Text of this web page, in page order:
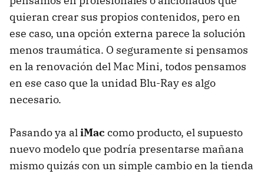
quieran crear sus propios contenidos, pero en
ese caso, una opción externa parece la solución
menos traumática. O seguramente si pensamos
en la renovación del Mac Mini, todos pensamos
en ese caso que la unidad Blu-Ray es algo
necesario.
Pasando ya aliMac como producto, el supuesto
nuevo modelo que podría presentarse mañana
mismo quizás con un simple cambio en la tienda